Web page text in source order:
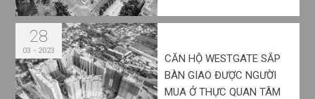
28
03 - 2023
CĂN HỘ WESTGATE SẮP
BÀN GIAO ĐƯỢC NGƯỜI
MUA Ở THỰC QUAN TÂM